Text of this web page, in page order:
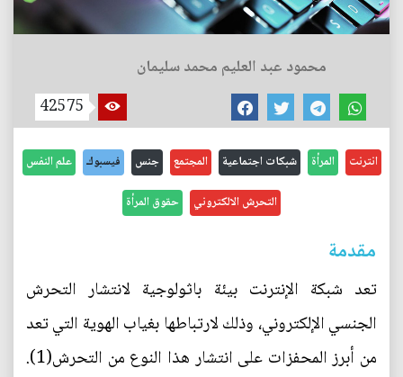
محمود عبد العليم محمد سليمان
42575
انترنت المرأة شبكات اجتماعية المجتمع جنس فيسبوك علم النفس
التحرش الالكتروني حقوق المرأة
مقدمة
تعد شبكة الإنترنت بيئة باثولوجية لانتشار التحرش
الجنسي الإلكتروني، وذلك لارتباطها بغياب الهوية التي تعد
من أبرز المحفزات على انتشار هذا النوع من التحرش(1).